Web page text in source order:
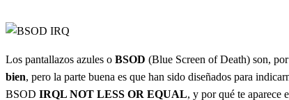
Los pantallazos azules o BSOD (Blue Screen of Death) son,
bien, pero la parte buena es que han sido diseñados para
BSOD IRQL NOT LESS OR EQUAL, y por qué te aparece